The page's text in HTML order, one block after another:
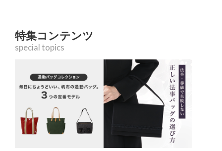
特集コンテンツ
special topics